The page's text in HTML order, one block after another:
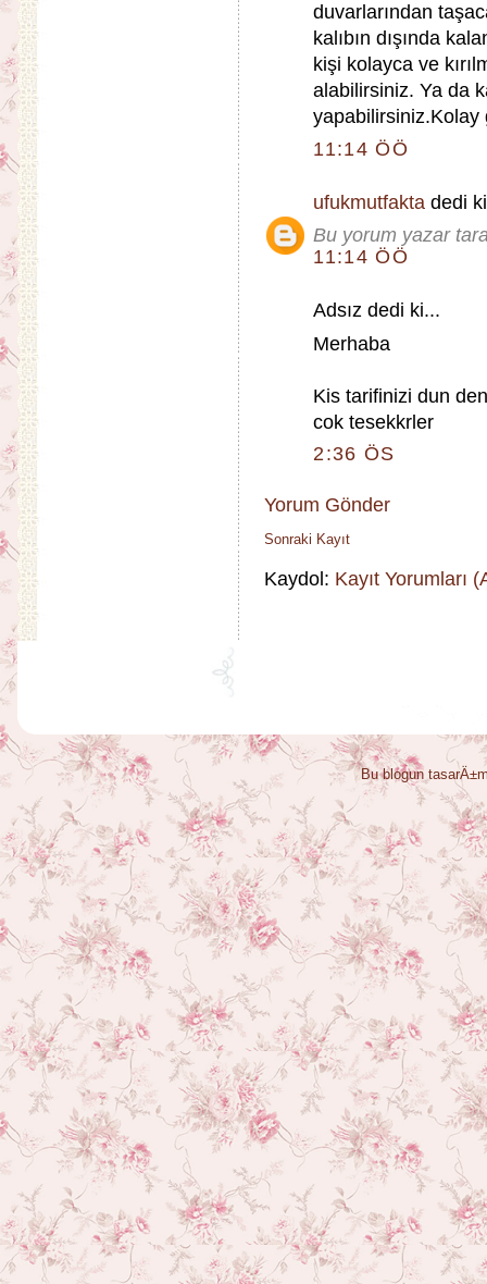
duvarlarından
kalıbın dışında
kişi kolayca ve
alabilirsiniz. Ya da
yapabilirsiniz.Kolay
11:14 ÖÖ
ufukmutfakta dedi
Bu yorum yazar
11:14 ÖÖ
Adsız dedi ki...
Merhaba
Kis tarifinizi dun
cok tesekkrler
2:36 ÖS
Yorum Gönder
Sonraki Kayıt
Kaydol: Kayıt Yorumları
Bu blogun